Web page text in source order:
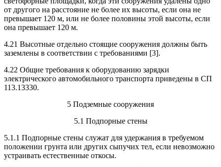
от другого на расстояние не более их высоты, если она не
превышает 120 м, или не более половины этой высоты, если
она превышает 120 м.
4.21 Высотные отдельно стоящие сооружения должны быть
заземлены в соответствии с требованиями [3].
4.22 Общие требования к оборудованию зарядки
электрического автомобильного транспорта приведены в СП
113.13330.
5 Подземные сооружения
5.1 Подпорные стены
5.1.1 Подпорные стены служат для удержания в требуемом
положении грунта или других сыпучих тел, если невозможно
устраивать естественные откосы.